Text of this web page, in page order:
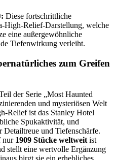
Diese fortschrittliche
High-Relief-Darstellung, welche
eine außergewöhnliche
Tiefenwirkung verleiht.
zum Greifen
der Serie „Most Haunted
und mysteriösen Welt
Relief ist das Stanley Hotel
Spukaktivität, und
Detailtreue und Tiefenschärfe.
nur1909 Stücke weltweit ist
stellt eine wertvolle Ergänzung
birgt sie ein erhebliches